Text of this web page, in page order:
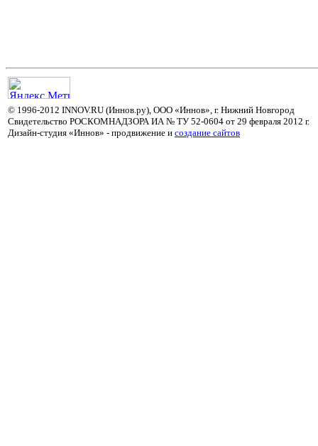
© 1996-2012 INNOV.RU (Иннов.ру), ООО «Иннов», г. Нижний Новгород
Свидетельство РОСКОМНАДЗОРА ИА № ТУ 52-0604 от 29 февраля 2012 г.
Дизайн-студия «Иннов» - продвижение и cоздание сайтов